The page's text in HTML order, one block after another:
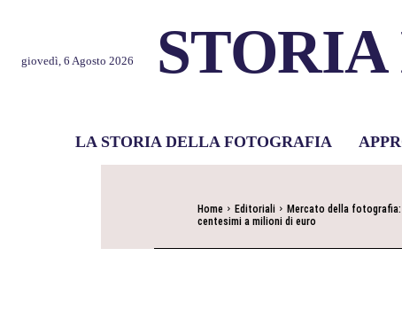
giovedì, 6 Agosto 2026
LA STORIA DELLA FOTOGRAFIA
Home Editoriali
Mercato della fotografia:
centesimi a milioni di euro